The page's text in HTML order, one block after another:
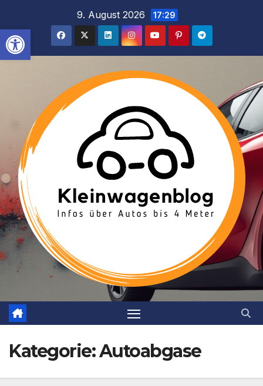
Werkzeugleiste öffnen
springen
9. August 2026 17:29
Kategorie:Autoabgase